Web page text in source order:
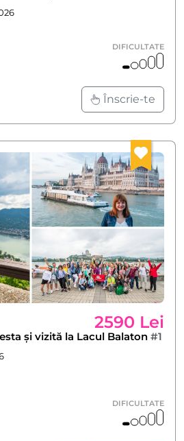
DIFICULTATE
Înscrie-te
2590 Lei
și vizită la Lacul Balaton #1
DIFICULTATE